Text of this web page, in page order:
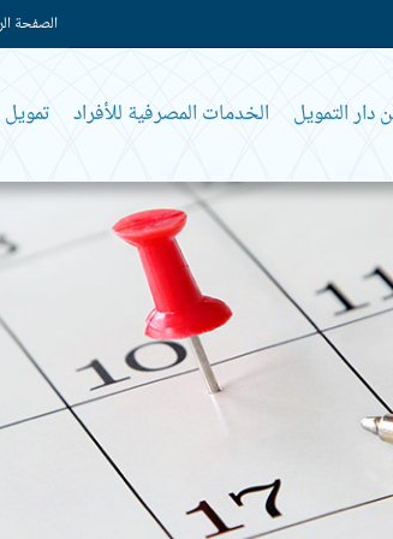
الصفحة
دار التمويل الخدمات المصرفية للأفراد تمويل